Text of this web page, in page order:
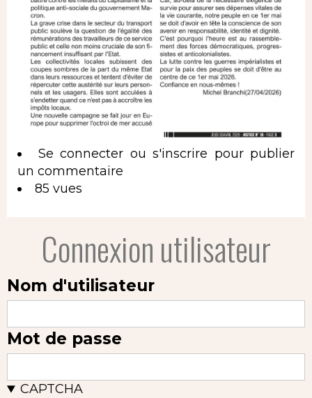
Se connecter ou s'inscrire pour publier
un commentaire
85 vues
Connexion utilisateur
Nom d'utilisateur
Mot de passe
CAPTCHA